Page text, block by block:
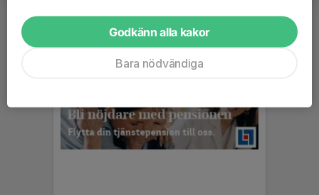
Godkänn alla kakor
Bara nödvändiga